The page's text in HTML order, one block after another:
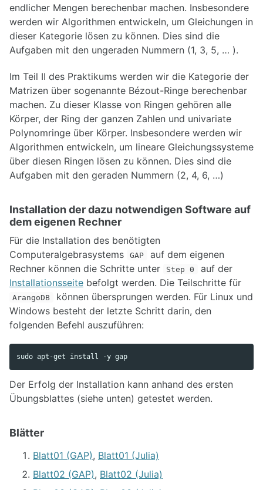
endlicher Mengen berechenbar machen. Insbesondere
werden wir Algorithmen entwickeln, um Gleichungen in
dieser Kategorie lösen zu können. Dies sind die
Aufgaben mit den ungeraden Nummern (1, 3, 5, … ).
Im Teil II des Praktikums werden wir die Kategorie der
Matrizen über sogenannte Bézout-Ringe berechenbar
machen. Zu dieser Klasse von Ringen gehören alle
Körper, der Ring der ganzen Zahlen und univariate
Polynomringe über Körper. Insbesondere werden wir
Algorithmen entwickeln, um lineare Gleichungssysteme
über diesen Ringen lösen zu können. Dies sind die
Aufgaben mit den geraden Nummern (2, 4, 6, …)
Installation der dazu notwendigen Software auf
dem eigenen Rechner
Für die Installation des benötigten
Computeralgebrasystems
GAP
auf dem eigenen
Rechner können die Schritte unter
Step 0
auf der
Installationsseite befolgt werden. Die Teilschritte für
ArangoDB
können übersprungen werden. Für Linux und
Windows besteht der letzte Schritt darin, den
folgenden Befehl auszuführen:
Der Erfolg der Installation kann anhand des ersten
Übungsblattes (siehe unten) getestet werden.
Blätter
Blatt01 (GAP), Blatt01 (Julia)
Blatt02 (GAP), Blatt02 (Julia)